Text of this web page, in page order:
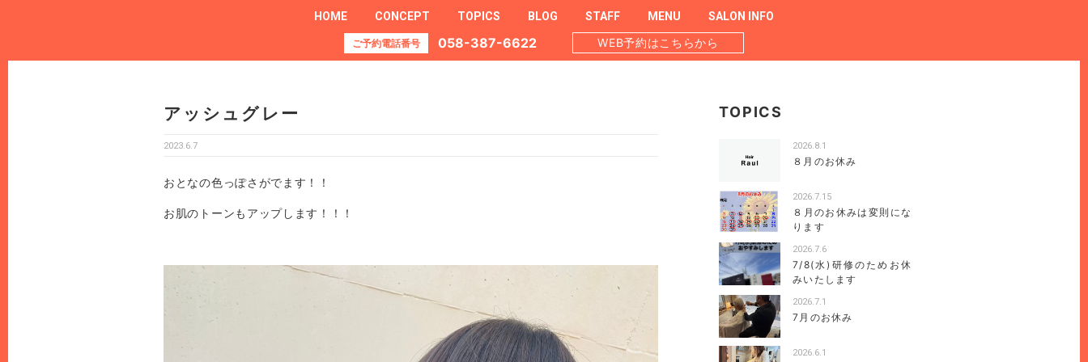
HOME CONCEPT TOPICS BLOG STAFF MENU SALON INFO
ご予約電話番号 058-387-6622 WEB予約はこちらから
アッシュグレー
2023.6.7
おとなの色っぽさがでます！！
お肌のトーンもアップします！！！
TOPICS
2026.8.1
８月のお休み
2026.7.15
８月のお休みは変則にな
ります
2026.7.6
7/8(水)研修のためお休
みいたします
2026.7.1
7月のお休み
2026.6.1